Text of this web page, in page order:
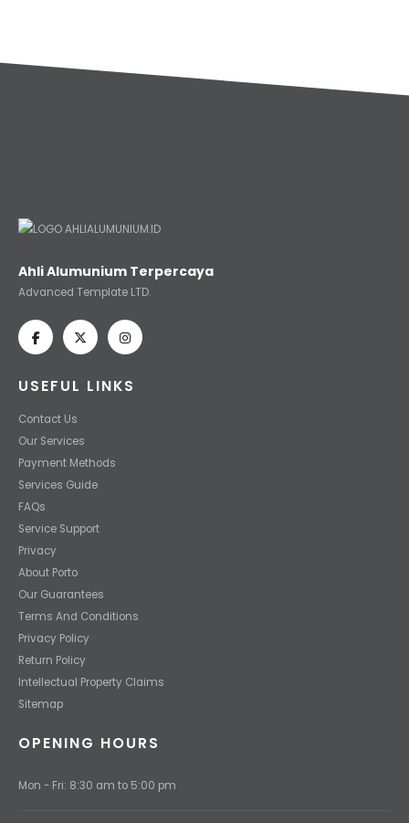
Ahli Alumunium Terpercaya
Advanced Template LTD.
USEFUL LINKS
Contact Us
Our Services
Payment Methods
Services Guide
FAQs
Service Support
Privacy
About Porto
Our Guarantees
Terms And Conditions
Privacy Policy
Return Policy
Intellectual Property Claims
Sitemap
OPENING HOURS
Mon - Fri: 8:30 am to 5:00 pm